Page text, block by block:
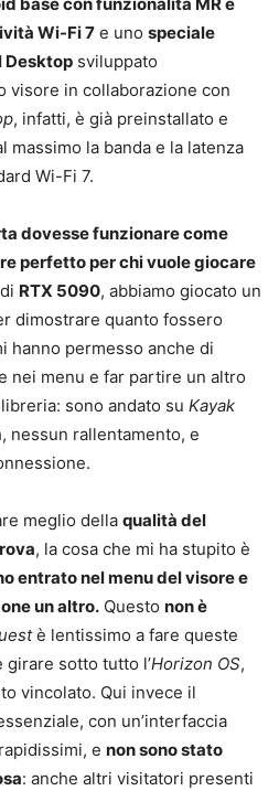
Wi-Fi 7 e uno speciale
Desktop sviluppato
visore in collaborazione con
, infatti, è già preinstallato e
la banda e la latenza
Wi-Fi 7.
dovesse funzionare come
perfetto per chi vuole giocare
RTX 5090, abbiamo giocato un
dimostrare quanto fossero
hanno permesso anche di
nei menu e far partire un altro
sono andato su Kayak
nessun rallentamento, e
meglio della qualità del
, la cosa che mi ha stupito è
entrato nel menu del visore e
un altro. Questo non è
è lentissimo a fare queste
sotto tutto l’Horizon OS,
vincolato. Qui invece il
con un’interfaccia
e non sono stato
: anche altri visitatori presenti